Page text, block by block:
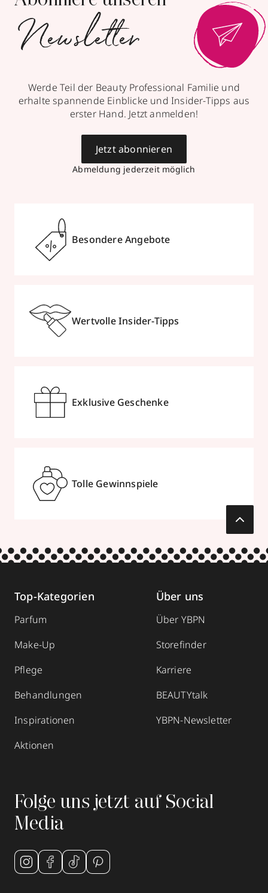
Newsletter
Werde Teil der Beauty Professional Familie und
erhalte spannende Einblicke und Insider-Tipps aus
erster Hand. Jetzt anmelden!
Abmeldung jederzeit möglich
Jetzt abonnieren
Besondere Angebote
Wertvolle Insider-Tipps
Exklusive Geschenke
Tolle Gewinnspiele
Top-Kategorien
Parfum
Make-Up
Pflege
Behandlungen
Inspirationen
Aktionen
Über uns
Über YBPN
Storefinder
Karriere
BEAUTYtalk
YBPN-Newsletter
Folge uns jetzt auf Social
Media